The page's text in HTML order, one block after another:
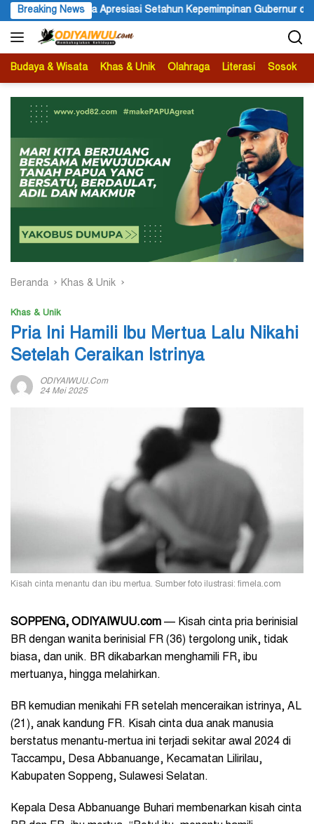
Langsung
ke
konten
Breaking News
Kepemimpinan Gubernur dan Wakil Gubernur Papua
Budaya & Wisata Khas & Unik Olahraga Literasi Sosok
Beranda Khas & Unik
Khas & Unik
Pria Ini Hamili Ibu Mertua Lalu Nikahi
Setelah Ceraikan Istrinya
ODIYAIWUU.com
24 Mei 2025
Kisah cinta menantu dan ibu mertua. Sumber foto ilustrasi: fimela.com
SOPPENG, ODIYAIWUU.com — Kisah cinta pria berinisial
BR dengan wanita berinisial FR (36) tergolong unik, tidak
biasa, dan unik. BR dikabarkan menghamili FR, ibu
mertuanya, hingga melahirkan.
BR kemudian menikahi FR setelah menceraikan istrinya, AL
(21), anak kandung FR. Kisah cinta dua anak manusia
berstatus menantu-mertua ini terjadi sekitar awal 2024 di
Taccampu, Desa Abbanuange, Kecamatan Lilirilau,
Kabupaten Soppeng, Sulawesi Selatan.
Kepala Desa Abbanuange Buhari membenarkan kisah cinta